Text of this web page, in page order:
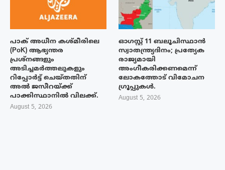
പാക് അധീന കശ്മീരിലെ
(PoK) ആഭ്യന്തര
പ്രശ്നങ്ങളും
അടിച്ചമർത്തലുകളും
റിപ്പോർട്ട് ചെയ്തതിന്
അൽ ജസീറയ്‌ക്ക്
പാക്കിസ്ഥാനിൽ വിലക്ക്.
August 5, 2026
ഓഗസ്റ്റ് 11 ബലൂചിസ്ഥാൻ
സ്വാതന്ത്ര്യദിനം; പ്രത്യേക
രാജ്യമായി
അംഗീകരിക്കണമെന്ന്
ലോകത്തോട് വിമോചന
ഗ്രൂപ്പുകൾ.
August 5, 2026